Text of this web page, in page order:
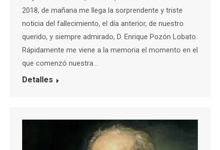
2018, de mañana me llega la sorprendente y triste
noticia del fallecimiento, el día anterior, de nuestro
querido, y siempre admirado, D. Enrique Pozón Lobato.
Rápidamente me viene a la memoria el momento en el
que comenzó nuestra…
Detalles